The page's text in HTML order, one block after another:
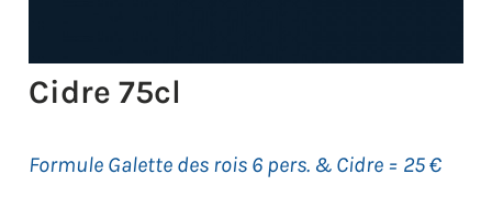
Cidre 75cl
Formule Galette des rois 6 pers. & Cidre = 25 €